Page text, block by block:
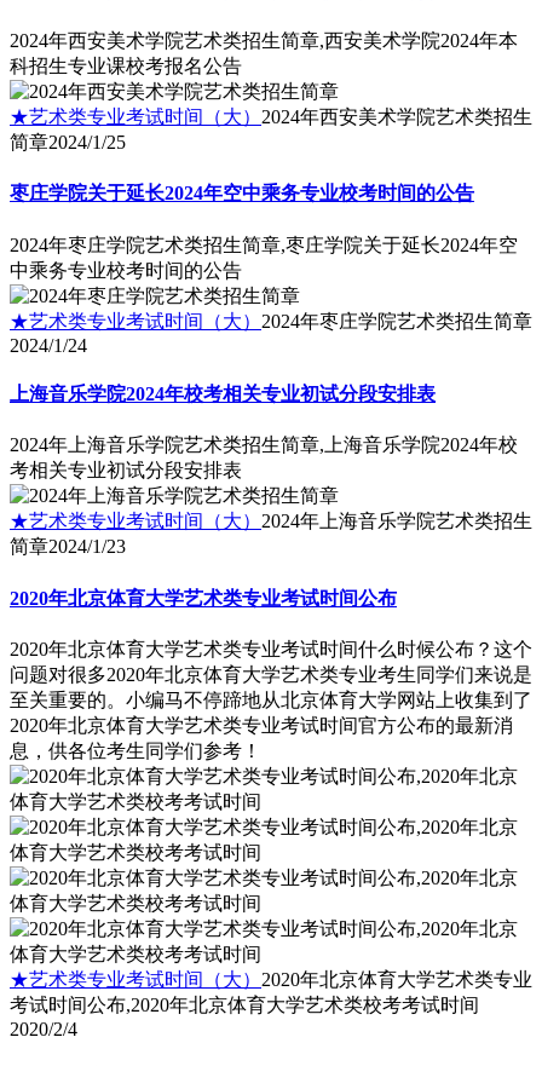
2024年西安美术学院艺术类招生简章,西安美术学院2024年本
科招生专业课校考报名公告
★艺术类专业考试时间（大） 2024年西安美术学院艺术类招生
简章2024/1/25
枣庄学院关于延长2024年空中乘务专业校考时间的公告
2024年枣庄学院艺术类招生简章,枣庄学院关于延长2024年空
中乘务专业校考时间的公告
★艺术类专业考试时间（大） 2024年枣庄学院艺术类招生简章
2024/1/24
上海音乐学院2024年校考相关专业初试分段安排表
2024年上海音乐学院艺术类招生简章,上海音乐学院2024年校
考相关专业初试分段安排表
★艺术类专业考试时间（大） 2024年上海音乐学院艺术类招生
简章2024/1/23
2020年北京体育大学艺术类专业考试时间公布
2020年北京体育大学艺术类专业考试时间什么时候公布？这个
问题对很多2020年北京体育大学艺术类专业考生同学们来说是
至关重要的。小编马不停蹄地从北京体育大学网站上收集到了
2020年北京体育大学艺术类专业考试时间官方公布的最新消
息，供各位考生同学们参考！
★艺术类专业考试时间（大） 2020年北京体育大学艺术类专业
考试时间公布,2020年北京体育大学艺术类校考考试时间
2020/2/4